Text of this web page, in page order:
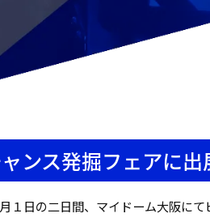
ンス発掘フェアに
１日の二日間、マイドーム大阪に